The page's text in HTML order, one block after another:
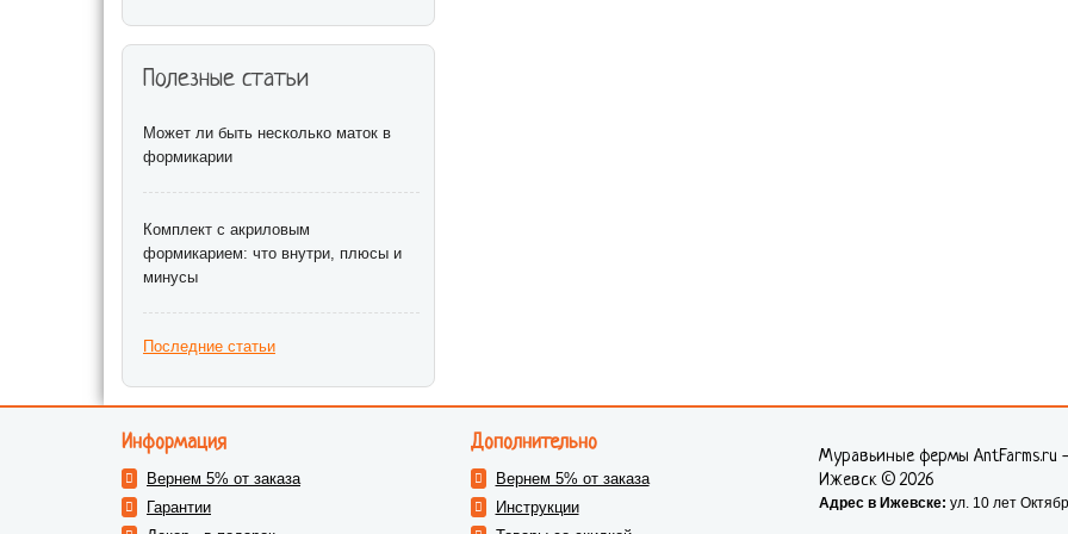
Полезные статьи
Может ли быть несколько маток в
формикарии
Комплект с акриловым
формикарием: что внутри, плюсы и
минусы
Последние статьи
Информация
Вернем 5% от заказа
Гарантии
Дополнительно
Вернем 5% от заказа
Инструкции
Муравьиные фермы AntFarms.ru
Ижевск © 2026
Адрес в Ижевске: ул. 10 лет